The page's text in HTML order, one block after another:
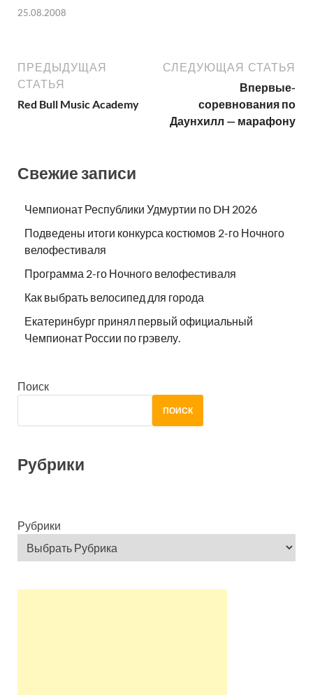
25.08.2008
ПРЕДЫДУЩАЯ
СТАТЬЯ
Red Bull Music Academy
СЛЕДУЮЩАЯ СТАТЬЯ
Впервые-
соревнования по
Даунхилл — марафону
Свежие записи
Чемпионат Республики Удмуртии по DH 2026
Подведены итоги конкурса костюмов 2-го Ночного
велофестиваля
Программа 2-го Ночного велофестиваля
Как выбрать велосипед для города
Екатеринбург принял первый официальный
Чемпионат России по грэвелу.
Поиск
ПОИСК
Рубрики
Рубрики